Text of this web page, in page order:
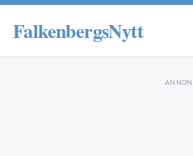
FalkenbergsNytt